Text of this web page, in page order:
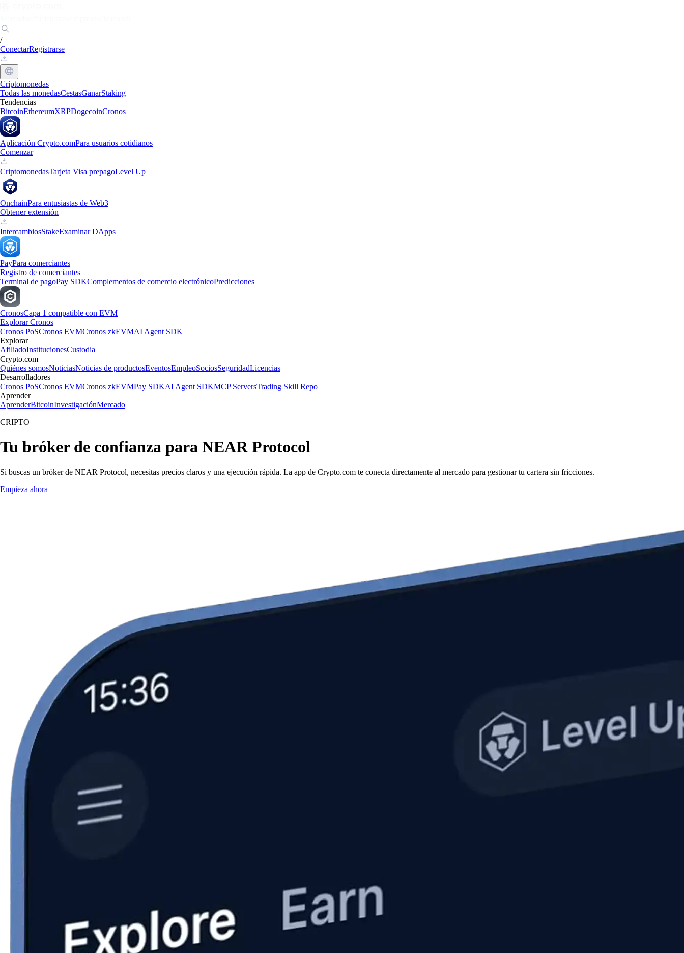
/
ConectarRegistrarse
Criptomonedas
Todas las monedasCestasGanarStaking
Tendencias
BitcoinEthereumXRPDogecoinCronos
Aplicación Crypto.comPara usuarios cotidianos
Comenzar
CriptomonedasTarjeta Visa prepagoLevel Up
OnchainPara entusiastas de Web3
Obtener extensión
IntercambiosStakeExaminar DApps
PayPara comerciantes
Registro de comerciantes
Terminal de pagoPay SDKComplementos de comercio electrónicoPredicciones
CronosCapa 1 compatible con EVM
Explorar Cronos
Cronos PoSCronos EVMCronos zkEVMAI Agent SDK
Explorar
AfiliadoInstitucionesCustodia
Crypto.com
Quiénes somosNoticiasNoticias de productosEventosEmpleoSociosSeguridadLicencias
Desarrolladores
Cronos PoSCronos EVMCronos zkEVMPay SDKAI Agent SDKMCP ServersTrading Skill Repo
Aprender
AprenderBitcoinInvestigaciónMercado
CRIPTO
Tu bróker de confianza para NEAR Protocol
Si buscas un bróker de NEAR Protocol, necesitas precios claros y una ejecución rápida. La app de Crypto.com te conecta directamente al mercado para gestionar tu cartera sin fricciones.
Empieza ahora